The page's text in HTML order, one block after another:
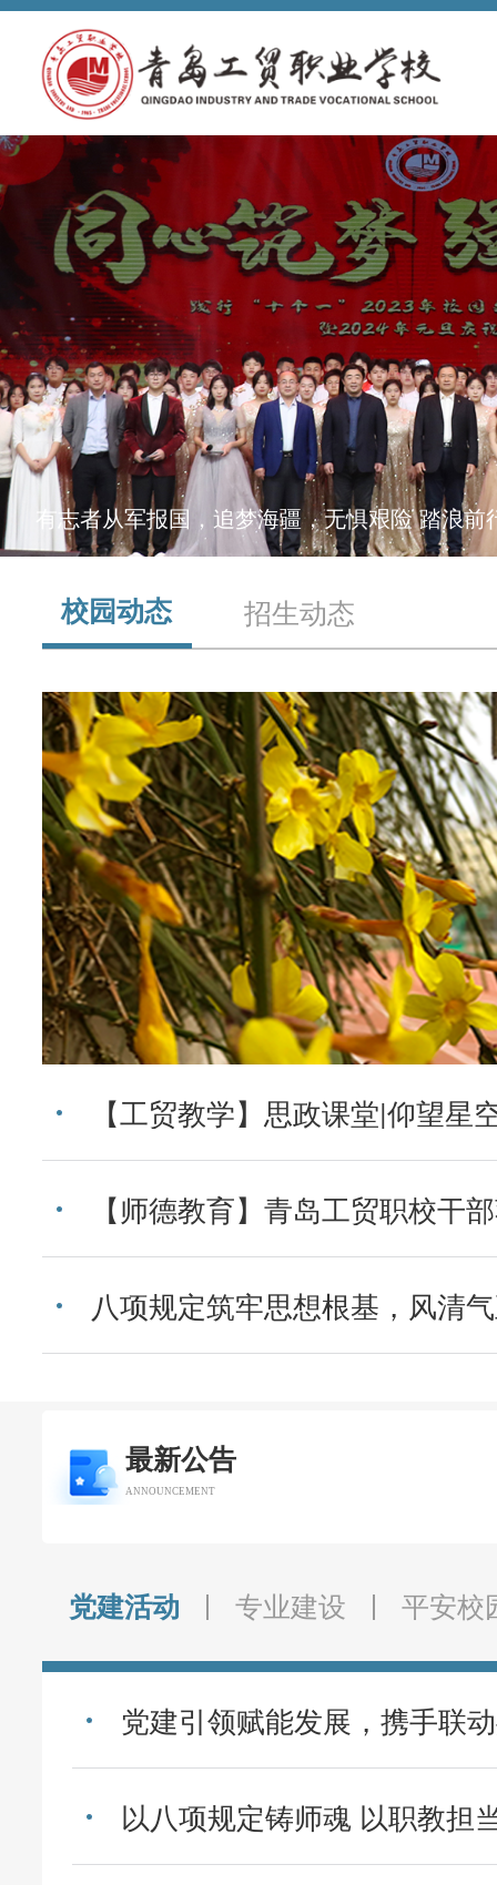
首页
学校概览
学校简介
现任领导
组织结构
校园风光
文化理念
荣誉展示
校友风采
大事日志
新闻资讯
学校章程
产教融合
教师发展
有志者从军报国，追梦海疆，无惧艰险 踏浪前
校园动态 招生动态
八项规定筑牢思想根基，风清
最新公告
ANNOUNCEMENT
党建活动 专业建设 平安校
党建引领赋能发展，携手联